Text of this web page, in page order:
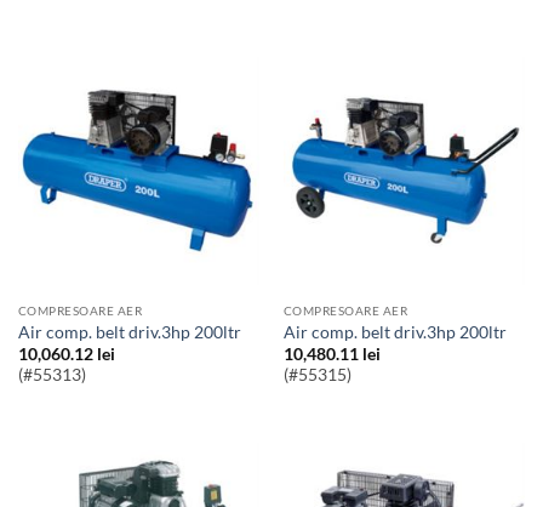
COMPRESOARE AER
Air comp. belt driv.3hp 200ltr
10,060.12 lei
(#55313)
COMPRESOARE AER
Air comp. belt driv.3hp 200ltr
10,480.11 lei
(#55315)